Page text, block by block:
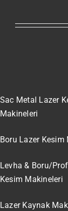
Sac Metal Lazer
Makineleri
Boru Lazer Kesim
Levha & Boru/
Kesim Makineleri
Lazer Kaynak